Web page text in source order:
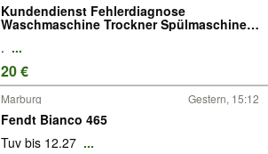
Kundendienst Fehlerdiagnose
Waschmaschine Trockner Spülmaschine
Wärmepumpentrockner Wäschetrockner
E-Herd Einbauherd Backofen Kochfeld
Kühlschrank Gefrierschrank Gefrierkombi
Reparatur reparieren -7-
. ...
20 €
Marburg Gestern, 15:12
Fendt Bianco 465
Tuv bis 12.27 ...